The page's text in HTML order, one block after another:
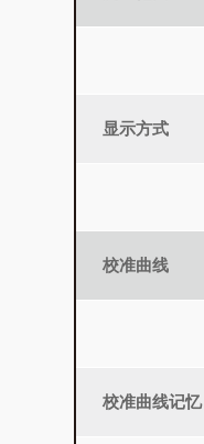
显示方式
校准曲线
校准曲线记忆